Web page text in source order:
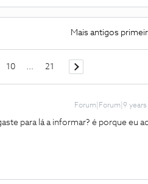
Mais antigos
10 ... 21
Forum|Forum|9 years
para lá a informar? é porque eu